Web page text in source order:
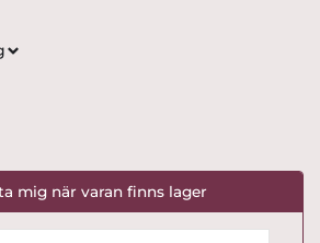
mig när varan finns lager